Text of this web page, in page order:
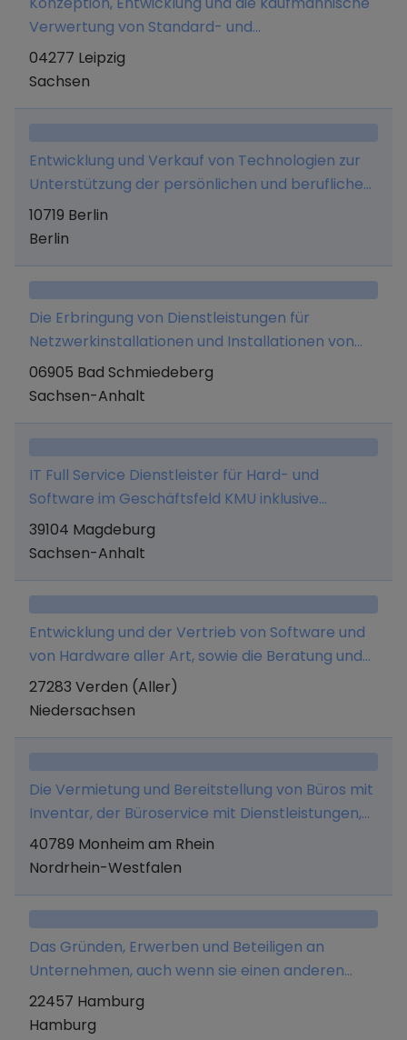
Verwertung von Standard- und
Individualsoftware, sowie das Erbringen von
Dienstleistungen aller Art in diesem
04277 Leipzig
Sachsen
Entwicklung und Verkauf von Technologien zur
Unterstützung der persönlichen und beruflichen
Entwicklung und Potentialentfaltung von
Menschen und Organisationen. Entwicklung,
Consulting und Coaching Bereich.
10719 Berlin
Berlin
Die Erbringung von Dienstleistungen für
Netzwerkinstallationen und Installationen von
Breitbandkommunikationsanlagen sowie der
Handel mit dazugehörigen Komponenten.
06905 Bad Schmiedeberg
Sachsen-Anhalt
IT Full Service Dienstleister für Hard- und
Software im Geschäftsfeld KMU inklusive
Webservices im Verkaufs- und Mietmodell.
39104 Magdeburg
Sachsen-Anhalt
Entwicklung und der Vertrieb von Software und
von Hardware aller Art, sowie die Beratung und
Schulung.
27283 Verden (Aller)
Niedersachsen
Die Vermietung und Bereitstellung von Büros mit
Inventar, der Büroservice mit Dienstleistungen,
die im Zusammenhang mit einem Bürobetrieb
anfallen, der Buchungs- und Kontierungsservice
Organisation und Ablage von
Geschäftsvorgängen, Training im
Unternehmensbereich, sonstige Administration
40789 Monheim am Rhein
Nordrhein-Westfalen
Das Gründen, Erwerben und Beteiligen an
Unternehmen, auch wenn sie einen anderen
Unternehmensgegenstand haben, ebenso wie
die Übernahme der Geschäftsführung und
22457 Hamburg
Hamburg